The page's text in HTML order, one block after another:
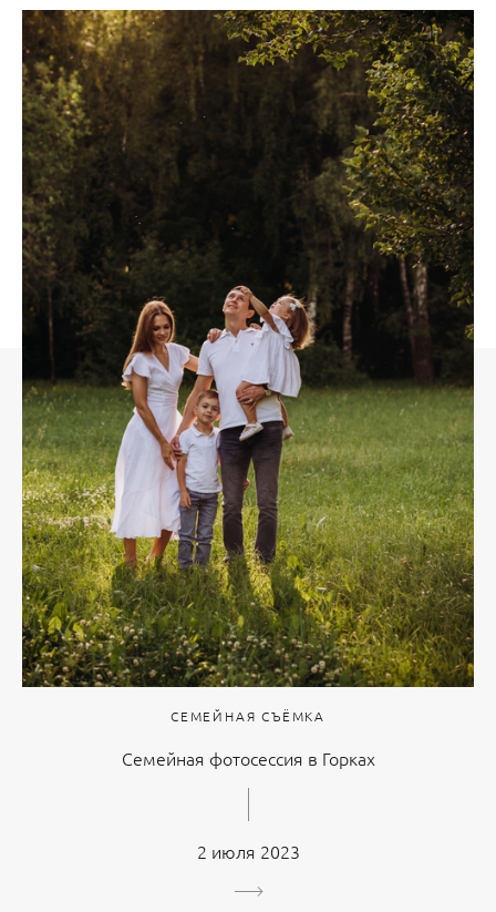
СЕМЕЙНАЯ СЪЁМКА
Семейная фотосессия в Горках
2 июля 2023